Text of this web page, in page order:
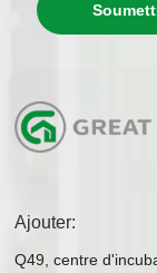
Ajouter:
Q49, centre